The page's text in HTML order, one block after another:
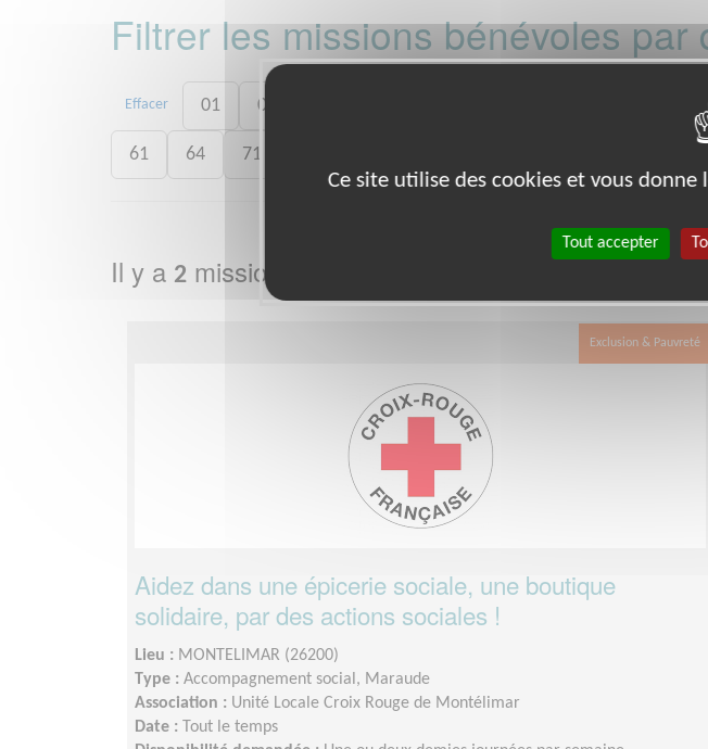
Filtrer les missions bénévoles par
Effacer 01 06
61 64 71
Il y a 2 missions bénévoles dans le département
Exclusion & Pauvreté
Aidez dans une épicerie sociale, une boutique
solidaire, par des actions sociales !
Lieu : MONTELIMAR (26200)
Type : Accompagnement social, Maraude
Association : Unité Locale Croix Rouge de Montélimar
Date :
Tout le temps
Ce site utilise des cookies et vous
Tout accepter